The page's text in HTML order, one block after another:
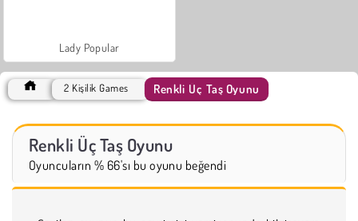
Lady Popular
2 Kişilik Games Renkli Üç Taş Oyunu
Renkli Üç Taş Oyunu
Oyuncuların % 66'sı bu oyunu beğendi